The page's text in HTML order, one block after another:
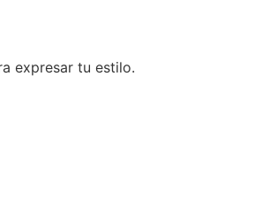
expresar tu estilo.